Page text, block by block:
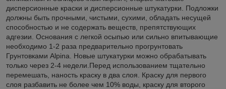
дисперсионные краски и дисперсионные штукатурки. Подложки
должны быть прочными, чистыми, сухими, обладать несущей
способностью и не содержать веществ, препятствующих
адгезии. Основания с легкой осыпью или сильно впитывающие
необходимо 1-2 раза предварительно прогрунтовать
Грунтовками Alpina. Новые штукатурки можно обрабатывать
только через 2-4 недели.Перед использованием тщательно
перемешать, наность краску в два слоя. Краску для первого
слоя разбавить не более чем 10% воды, краску для второго